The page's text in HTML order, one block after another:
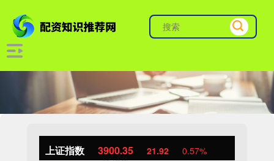
上证指数 3900.35 21.92 0.57%